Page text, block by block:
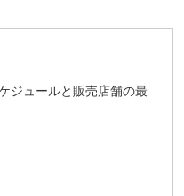
ジュールと販売店舗の最